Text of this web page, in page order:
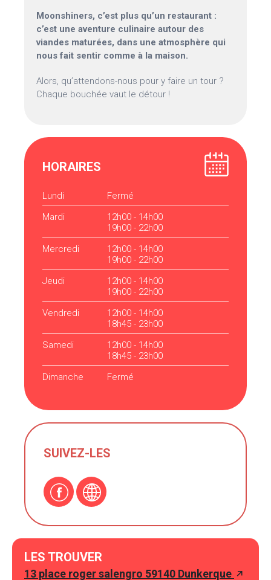
Moonshiners, c’est plus qu’un restaurant :
c’est une aventure culinaire autour des
viandes maturées, dans une atmosphère qui
nous fait sentir comme à la maison.
Alors, qu’attendons-nous pour y faire un tour ?
Chaque bouchée vaut le détour !
HORAIRES
Lundi
Fermé
Mardi
12h00 - 14h00
19h00 - 22h00
Mercredi
12h00 - 14h00
19h00 - 22h00
Jeudi
12h00 - 14h00
19h00 - 22h00
Vendredi
12h00 - 14h00
18h45 - 23h00
Samedi
12h00 - 14h00
18h45 - 23h00
Dimanche
Fermé
SUIVEZ-LES
LES TROUVER
13 place roger salengro 59140 Dunkerque